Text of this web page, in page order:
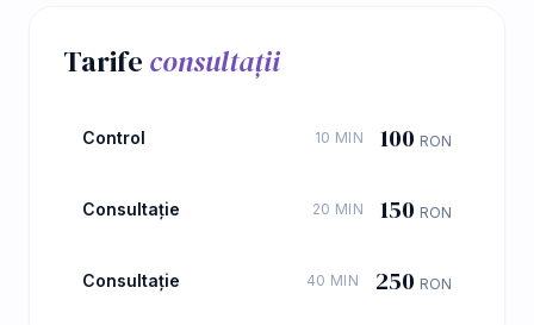
Tarife consultații
Control 10 MIN 100 RON
Consultație 20 MIN 150 RON
Consultație 40 MIN 250 RON